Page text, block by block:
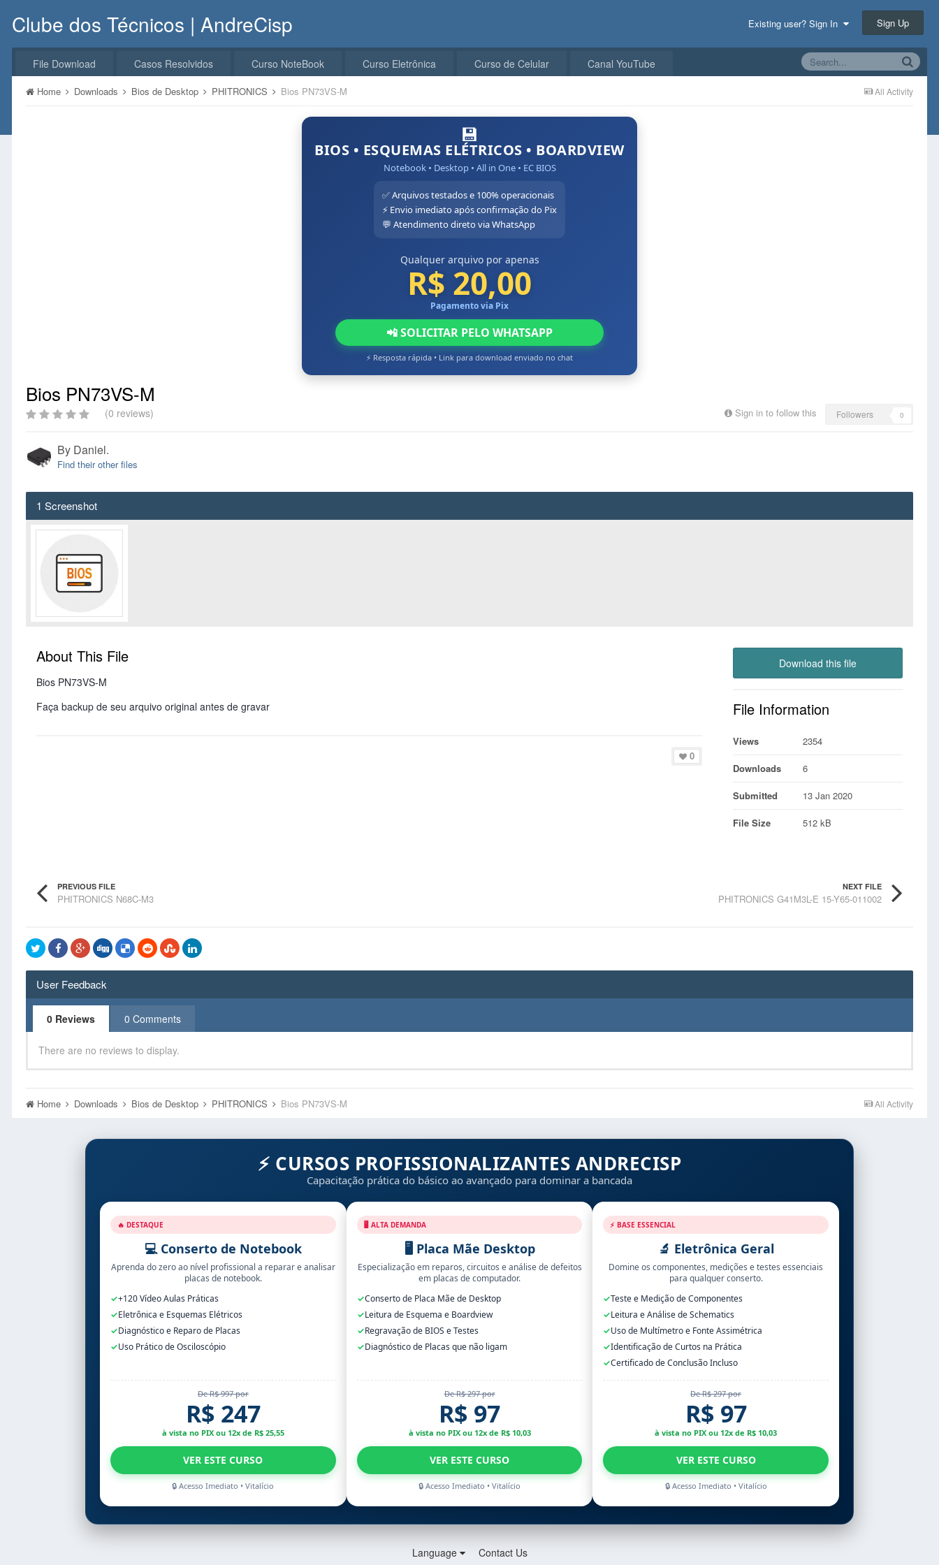
Clube dos Técnicos | AndreCisp Existing user? Sign In Sign Up
File Download Casos Resolvidos Curso NoteBook Curso Eletrônica Curso de Celular Canal YouTube
All Activity
Home Downloads Bios de Desktop PHITRONICS Bios PN73VS-M
💾
BIOS • ESQUEMAS ELÉTRICOS • BOARDVIEW
Notebook • Desktop • All in One • EC BIOS
✅ Arquivos testados e 100% operacionais
⚡ Envio imediato após confirmação do Pix
💬 Atendimento direto via WhatsApp
Qualquer arquivo por apenas
R$ 20,00
Pagamento via Pix
📲 SOLICITAR PELO WHATSAPP
⚡ Resposta rápida • Link para download enviado no chat
Bios PN73VS-M
(0 reviews) Sign in to follow this Followers 0
By Daniel.
Find their other files
1 Screenshot
About This File
Bios PN73VS-M
Faça backup de seu arquivo original antes de gravar
0
Download this file
File Information
Views 2354
Downloads 6
Submitted 13 Jan 2020
File Size 512 kB
PREVIOUS FILE
PHITRONICS N68C-M3
NEXT FILE
PHITRONICS G41M3L-E 15-Y65-011002
User Feedback
0 Reviews 0 Comments
There are no reviews to display.
All Activity
Home Downloads Bios de Desktop PHITRONICS Bios PN73VS-M
⚡ CURSOS PROFISSIONALIZANTES ANDRECISP
Capacitação prática do básico ao avançado para dominar a bancada
🔥 DESTAQUE
💻 Conserto de Notebook
Aprenda do zero ao nível profissional a reparar e analisar
placas de notebook.
✓+120 Vídeo Aulas Práticas
✓Eletrônica e Esquemas Elétricos
✓Diagnóstico e Reparo de Placas
✓Uso Prático de Osciloscópio
De R$ 997 por
R$ 247
à vista no PIX ou 12x de R$ 25,55
VER ESTE CURSO
🔒 Acesso Imediato • Vitalício
🖥️ ALTA DEMANDA
🖥️ Placa Mãe Desktop
Especialização em reparos, circuitos e análise de defeitos
em placas de computador.
✓Conserto de Placa Mãe de Desktop
✓Leitura de Esquema e Boardview
✓Regravação de BIOS e Testes
✓Diagnóstico de Placas que não ligam
De R$ 297 por
R$ 97
à vista no PIX ou 12x de R$ 10,03
VER ESTE CURSO
🔒 Acesso Imediato • Vitalício
⚡ BASE ESSENCIAL
🔬 Eletrônica Geral
Domine os componentes, medições e testes essenciais
para qualquer conserto.
✓Teste e Medição de Componentes
✓Leitura e Análise de Schematics
✓Uso de Multímetro e Fonte Assimétrica
✓Identificação de Curtos na Prática
✓Certificado de Conclusão Incluso
De R$ 297 por
R$ 97
à vista no PIX ou 12x de R$ 10,03
VER ESTE CURSO
🔒 Acesso Imediato • Vitalício
Language Contact Us